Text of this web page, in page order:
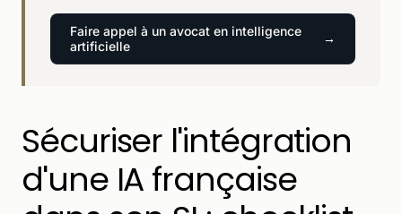
Faire appel à un avocat en intelligence
artificielle
Sécuriser l'intégration
d'une IA française